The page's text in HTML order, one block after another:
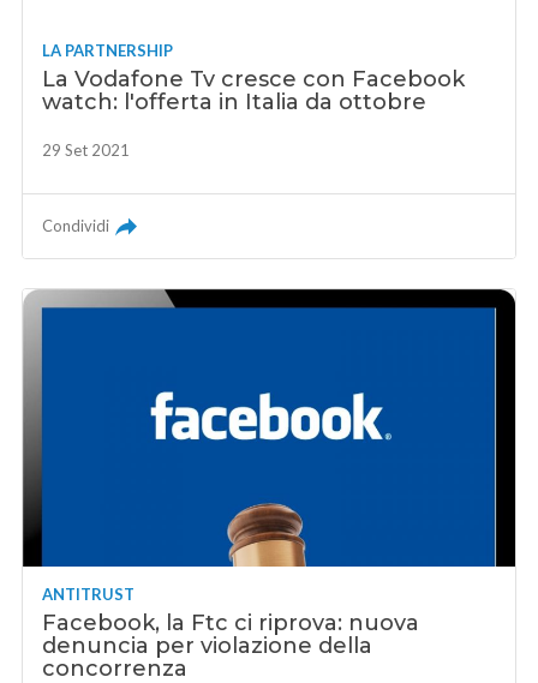
LA PARTNERSHIP
La Vodafone Tv cresce con Facebook
watch: l'offerta in Italia da ottobre
29 Set 2021
Condividi
ANTITRUST
Facebook, la Ftc ci riprova: nuova
denuncia per violazione della
concorrenza